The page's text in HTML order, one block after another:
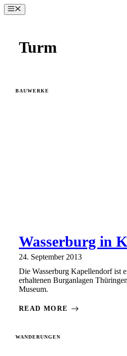
Zum
Inhalt
Menü
Turm
BAUWERKE
Wasserburg in
24. September 2013
Die Wasserburg Kapellendorf ist
erhaltenen Burganlagen
Museum.
READ MORE
WANDERUNGEN